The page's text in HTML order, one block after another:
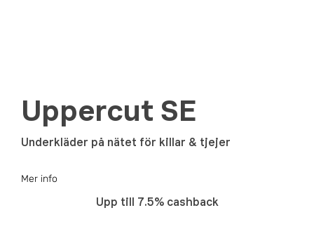
Uppercut SE
Underkläder på nätet för killar & tjejer
Mer info
Upp till 7.5% cashback